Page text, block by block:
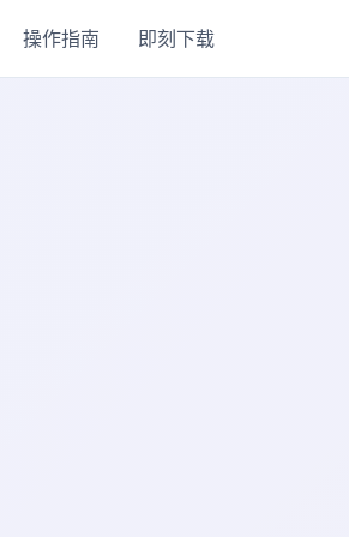
操作指南 即刻下载